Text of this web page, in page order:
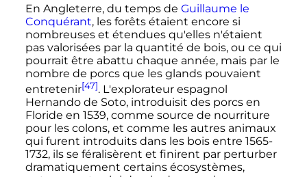
En Angleterre, du temps de Guillaume le
Conquérant, les forêts étaient encore si
nombreuses et étendues qu'elles n'étaient
pas valorisées par la quantité de bois, ou ce qui
pourrait être abattu chaque année, mais par le
nombre de porcs que les glands pouvaient
entretenir[47]. L'explorateur espagnol
Hernando de Soto, introduisit des porcs en
Floride en 1539, comme source de nourriture
pour les colons, et comme les autres animaux
qui furent introduits dans les bois entre 1565-
1732, ils se féralisèrent et finirent par perturber
dramatiquement certains écosystèmes,